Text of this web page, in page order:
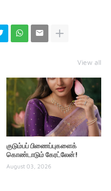
View all
குடும்பப் பிணைப்புகளைக்
கொண்டாடும் கேரட்லேன்!
August 03, 2026